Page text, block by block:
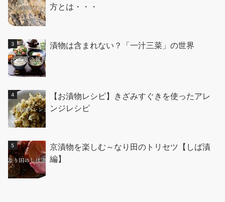
方とは・・・
漬物は含まれない？「一汁三菜」の世界
【お漬物レシピ】きざみすぐきを使ったアレ
ンジレシピ
京漬物を楽しむ～なり田のトリセツ【しば漬
編】